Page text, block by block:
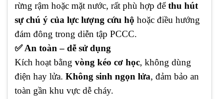
rừng rậm hoặc mặt nước, rất phù hợp đểthu hút
sự chú ý của lực lượng cứu hộ hoặc điều hướng
đám đông trong diễn tập PCCC.
✅ An toàn – dễ sử dụng
Kích hoạt bằng vòng kéo cơ học, không dùng
điện hay lửa. Không sinh ngọn lửa, đảm bảo an
toàn gần khu vực dễ cháy.